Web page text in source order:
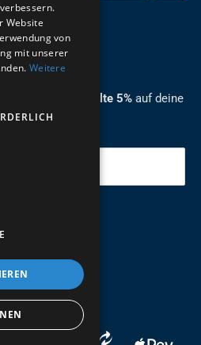
an und erhalte 5% auf deine
Website
von
mit unserer
Weitere